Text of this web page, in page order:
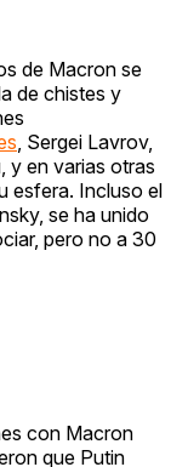
de Macron se
de chistes y
, Sergei Lavrov,
y en varias otras
esfera. Incluso el
se ha unido
pero no a 30
con Macron
que Putin